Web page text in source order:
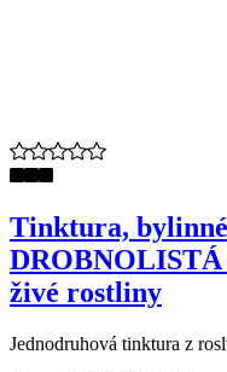
Tinktura,
živé rostliny
Jednodruhová tinktura z